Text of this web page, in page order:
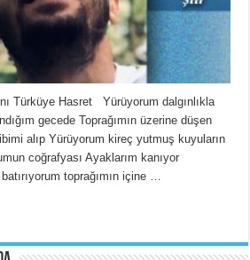
Türküye Hasret Yürüyorum dalgınlıkla
gecede Toprağımın üzerine düşen
alıp Yürüyorum kireç yutmuş kuyuların
coğrafyası Ayaklarım kanıyor
toprağımın içine …